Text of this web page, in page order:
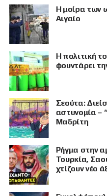
Η μοίρα των
Αιγαίο
Η πολιτική
φουντάρει
Σεούτα:
αστυνομία –
Μαδρίτη
Ρήγμα στην
Τουρκία,
χτίζουν νέο